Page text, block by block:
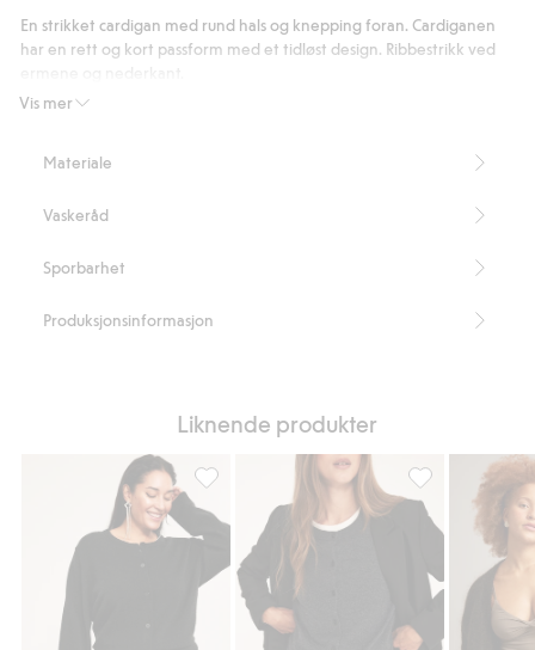
high
Vis mer
En strikket cardigan med rund hals og knepping foran. Cardiganen
har en rett og kort passform med et tidløst design. Ribbestrikk ved
Glattstrikket
Rett, klassisk passform
Inneholder 65 % resirkulert polyester
Blended Recycled Polyester
Materiale
Vaskeråd
Sporbarhet
Produksjonsinformasjon
Liknende produkter
Strikkejakke, Legg til i favoriterStrikket jakke i